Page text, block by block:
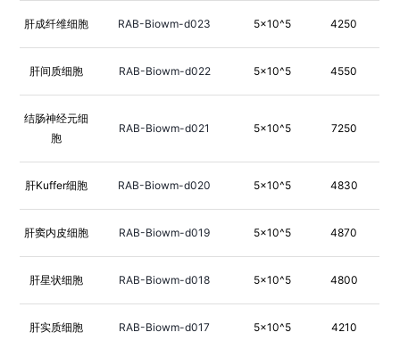
肝成纤维细胞 RAB-Biowm-d023 5×10^5 4250
肝间质细胞 RAB-Biowm-d022 5×10^5 4550
结肠神经元细
胞
RAB-Biowm-d021 5×10^5 7250
肝Kuffer细胞 RAB-Biowm-d020 5×10^5 4830
肝窦内皮细胞 RAB-Biowm-d019 5×10^5 4870
肝星状细胞 RAB-Biowm-d018 5×10^5 4800
肝实质细胞 RAB-Biowm-d017 5×10^5 4210